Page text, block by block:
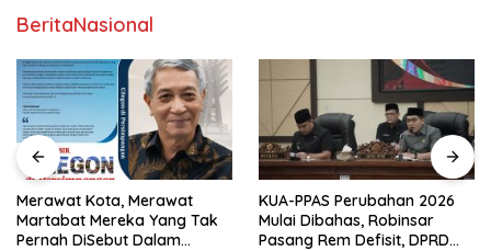
BeritaNasional
Merawat Kota, Merawat
Martabat Mereka Yang Tak
Pernah DiSebut Dalam
KUA-PPAS Perubahan 2026
Mulai Dibahas, Robinsar
Pasang Rem Defisit, DPRD